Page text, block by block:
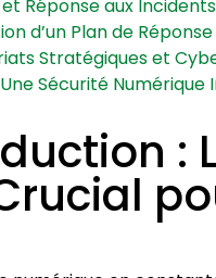
Réponse aux
d’un Plan de
Stratégiques et
Sécurité
: